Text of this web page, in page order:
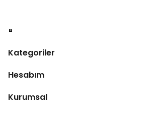
Kategoriler
Hesabım
Kurumsal